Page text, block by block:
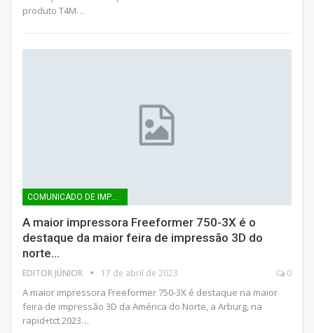
produto T4M…
COMUNICADO DE IMPRENSA
A maior impressora Freeformer 750-3X é o
destaque da maior feira de impressão 3D do
norte…
EDITOR JÚNIOR 17 de abril de 2023 0
A maior impressora Freeformer 750-3X é destaque na maior
feira de impressão 3D da América do Norte, a Arburg, na
rapid+tct 2023…